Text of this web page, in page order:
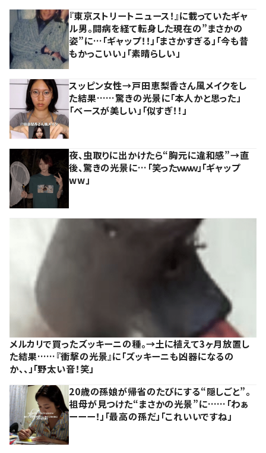
『東京ストリートニュース！』に載っていたギャ
ル男。闘病を経て転身した現在の”まさかの
姿”に…「ギャップ！！」「まさかすぎる」「今も昔
もかっこいい」「素晴らしい」
スッピン女性→戸田恵梨香さん風メイクをし
た結果……驚きの光景に「本人かと思った」
「ベースが美しい」「似すぎ！！」
夜、虫取りに出かけたら“胸元に違和感”→直
後、驚きの光景に…「笑ったｗｗｗ」「ギャップ
ww」
メルカリで買ったズッキーニの種。→土に植えて3ヶ月放置し
た結果……『衝撃の光景』に「ズッキーニも凶器になるの
か、、」「野太い音！笑」
20歳の孫娘が帰省のたびにする“隠しごと”。
祖母が見つけた“まさかの光景”に……「わぁ
ーーー！」「最高の孫だ」「これいいですね」